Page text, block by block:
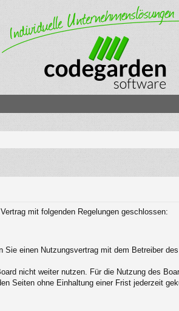
mit folgenden Regelungen geschlossen:
Sie einen Nutzungsvertrag mit dem Betreiber
nicht weiter nutzen. Für die Nutzung des
Seiten ohne Einhaltung einer Frist jederzeit